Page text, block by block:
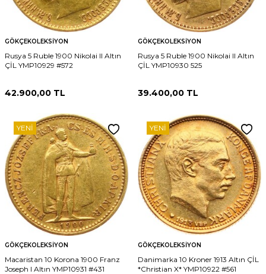
GÖKÇEKOLEKSIYON
Rusya 5 Ruble 1900 Nikolai II Altın
ÇİL YMP10929 #572
42.900,00 TL
GÖKÇEKOLEKSIYON
Rusya 5 Ruble 1900 Nikolai II Altın
ÇİL YMP10930 525
39.400,00 TL
YENI
GÖKÇEKOLEKSIYON
Macaristan 10 Korona 1900 Franz
Joseph I Altın YMP10931 #431
YENI
GÖKÇEKOLEKSIYON
Danimarka 10 Kroner 1913 Altın ÇİL
*Christian X* YMP10922 #561